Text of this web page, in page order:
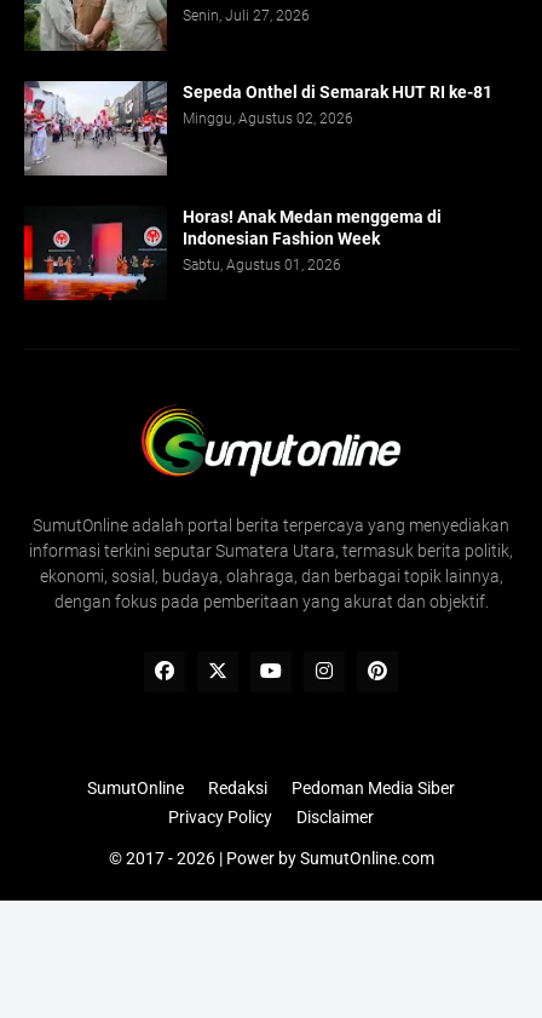
Senin, Juli 27, 2026
Sepeda Onthel di Semarak HUT RI ke-81
Minggu, Agustus 02, 2026
Horas! Anak Medan menggema di
Indonesian Fashion Week
Sabtu, Agustus 01, 2026
SumutOnline adalah portal berita terpercaya yang menyediakan
informasi terkini seputar Sumatera Utara, termasuk berita politik,
ekonomi, sosial, budaya, olahraga, dan berbagai topik lainnya,
dengan fokus pada pemberitaan yang akurat dan objektif.
© 2017 - 2026 | Power bySumutOnline.com
SumutOnline Redaksi
Pedoman Media Siber
Privacy Policy
Disclaimer